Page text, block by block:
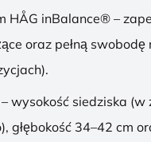
HÅG inBalance® –
oraz pełną
wysokość siedziska (w
głębokość 34–42 cm